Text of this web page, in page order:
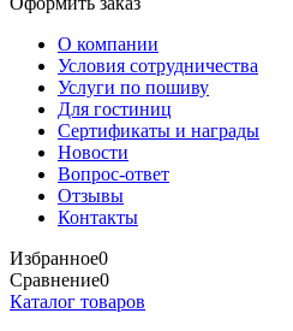
О компании
Условия сотрудничества
Услуги по пошиву
Для гостиниц
Сертификаты и награды
Новости
Вопрос-ответ
Отзывы
Контакты
Избранное0
Сравнение0
Каталог товаров